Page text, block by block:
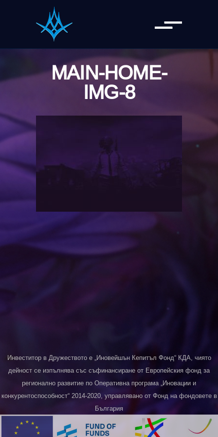
MAIN-HOME-
IMG-8
Инвеститор в Дружеството е „Иновейшън Кепитъл Фонд“ КДА, чиято
дейност се изпълнява със съфинансиране от Европейския фонд за
регионално развитие по Оперативна програма „Иновации и
конкурентоспособност“ 2014-2020, управлявано от Фонд на фондовете в
България